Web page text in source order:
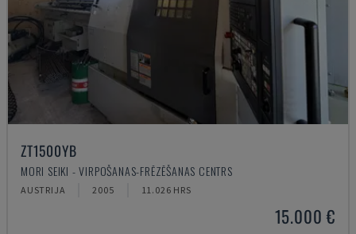
ZT1500YB
MORI SEIKI - VIRPOŠANAS-FRĒZĒŠANAS CENTRS
AUSTRIJA 2005 11.026 HRS
15.000 €